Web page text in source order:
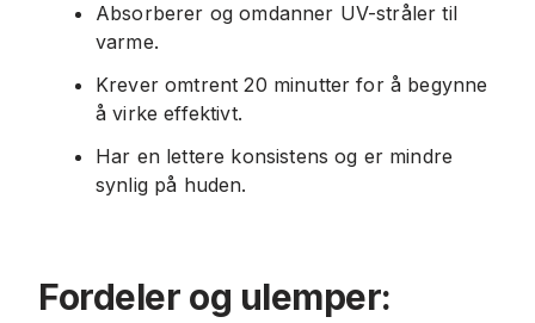
Absorberer og omdanner UV-stråler til
varme.
Krever omtrent 20 minutter for å begynne
å virke effektivt.
Har en lettere konsistens og er mindre
synlig på huden.
Fordeler og ulemper: